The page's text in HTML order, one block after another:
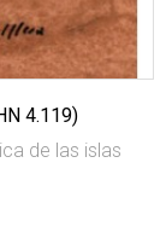
4.119)
de las islas